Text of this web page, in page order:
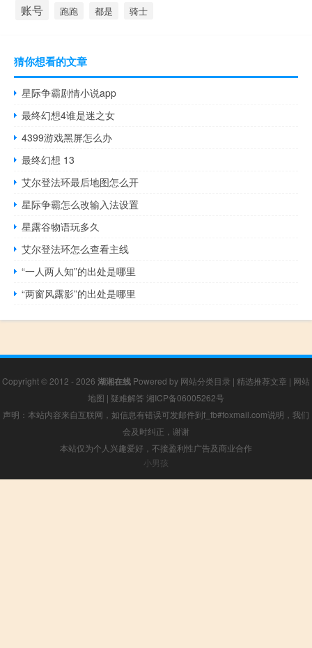
账号 跑跑 都是 骑士
猜你想看的文章
星际争霸剧情小说app
最终幻想4谁是迷之女
4399游戏黑屏怎么办
最终幻想 13
艾尔登法环最后地图怎么开
星际争霸怎么改输入法设置
星露谷物语玩多久
艾尔登法环怎么查看主线
“一人两人知”的出处是哪里
“两窗风露影”的出处是哪里
Copyright © 2012 - 2026 湖湘在线 Powered by 网站分类目录 | 精选推荐文章 | 网站
地图 | 疑难解答 湘ICP备06005262号
声明：本站内容来自互联网，如信息有错误可发邮件到f_fb#foxmail.com说明，我们
会及时纠正，谢谢
本站仅为个人兴趣爱好，不接盈利性广告及商业合作
小男孩